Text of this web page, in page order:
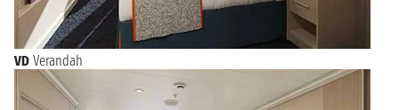
VD Verandah